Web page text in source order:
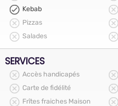
Kebab
Pizzas
Salades
SERVICES
Accès handicapés
Carte de fidélité
Frîtes fraiches Maison